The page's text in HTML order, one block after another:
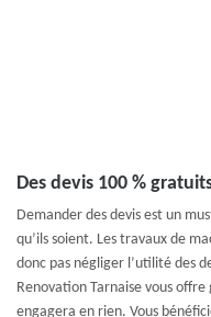
Des devis 100 %
Demander des devis est un
qu’ils soient. Les travaux de
donc pas négliger l’utilité des
Renovation Tarnaise vous
engagera en rien. Vous